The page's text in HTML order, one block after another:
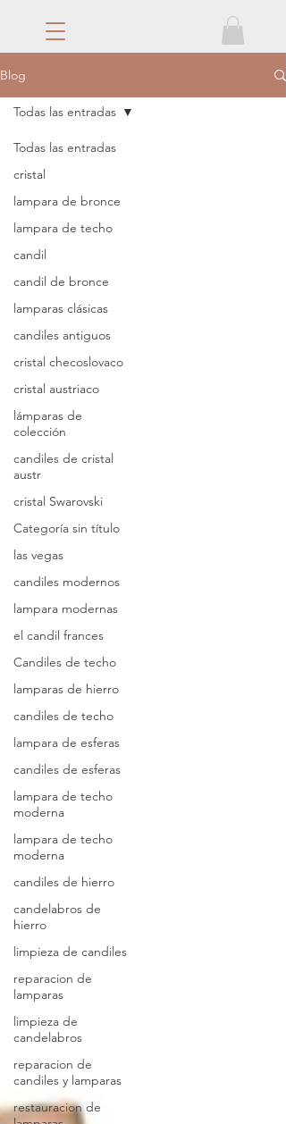
Blog
Todas las entradas
cristal
lampara de bronce
lampara de techo
candil
candil de bronce
lamparas clásicas
candiles antiguos
cristal checoslovaco
cristal austriaco
lámparas de
colección
candiles de cristal
austr
cristal Swarovski
Categoría sin título
las vegas
candiles modernos
lampara modernas
el candil frances
Candiles de techo
lamparas de hierro
candiles de techo
lampara de esferas
candiles de esferas
lampara de techo
moderna
lampara de techo
moderna
candiles de hierro
candelabros de
hierro
limpieza de candiles
reparacion de
lamparas
limpieza de
candelabros
reparacion de
candiles y lamparas
restauracion de
Todas las entradas